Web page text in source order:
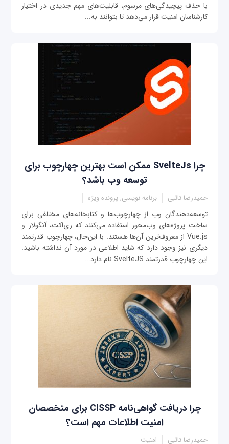
با حذف پیچیدگی‌های مرسوم، قابلیت‌های مهم جدیدی در اختیار
کارشناسان امنیت قرار می‌دهد تا بتوانند به...
چرا SvelteJs ممکن است بهترین چهارچوب برای
توسعه وب باشد؟
حمیدرضا تائبی برنامه نویسی, پرونده ویژه
توسعه‌دهندگان وب از چهارچوب‌ها و کتابخانه‌های مختلفی برای
ساخت پروژه‌های وب‌محور استفاده می‌کنند که ری‌اکت، آنگولار و
Vue.js از معروف‌ترین آن‌ها هستند. با این‌حال، چهارچوب قدرتمند
دیگری نیز وجود دارد که شاید اطلاعی در مورد آن نداشته باشید.
این چهارچوب قدرتمند SvelteJS نام دارد...
چرا دریافت گواهی‌نامه CISSP برای متخصصان
امنیت اطلاعات مهم است؟
حمیدرضا تائبی امنیت